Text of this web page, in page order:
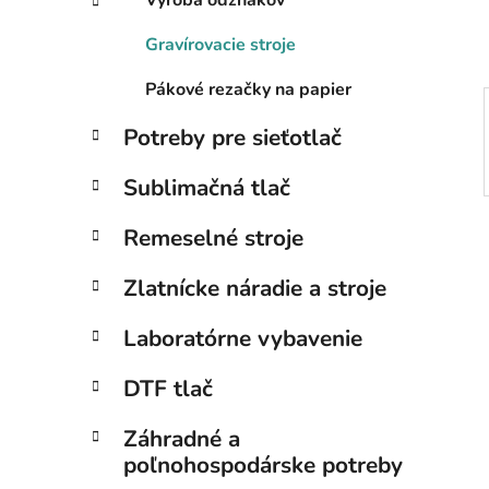
l
Gravírovacie stroje
Pákové rezačky na papier
Potreby pre sieťotlač
Sublimačná tlač
Remeselné stroje
Zlatnícke náradie a stroje
Laboratórne vybavenie
DTF tlač
Záhradné a
poľnohospodárske potreby